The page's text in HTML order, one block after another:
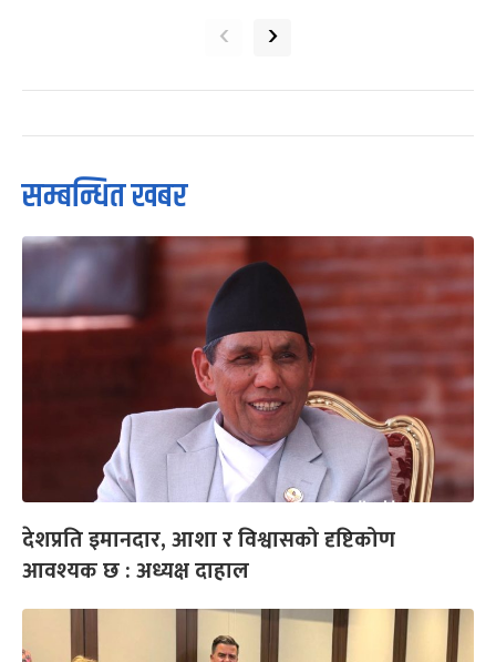
‹ ›
सम्बन्धित खबर
देशप्रति इमानदार, आशा र विश्वासको दृष्टिकोण
आवश्यक छ : अध्यक्ष दाहाल